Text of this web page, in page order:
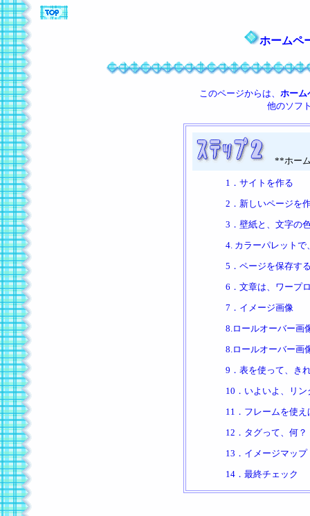
ホームペ
このページからは、 ホーム
他のソフ
**ホーム
1．サイトを作る
2．新しいページを
3．壁紙と、文字の
4. カラーパレットで
5．ページを保存す
6．文章は、ワープ
7．イメージ画像
8.ロールオーバー画
8.ロールオーバー画
9．表を使って、き
10．いよいよ、リン
11．フレームを使
12．タグって、何？
13．イメージマップ
14．最終チェック